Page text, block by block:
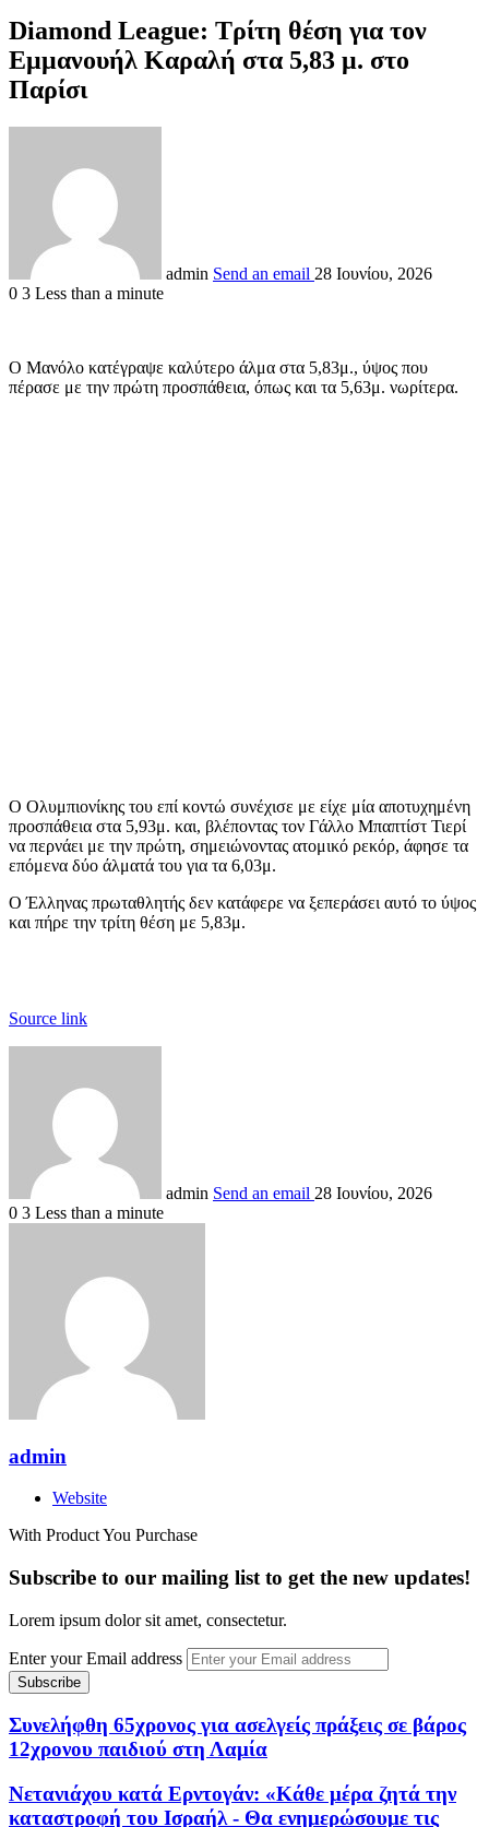
Diamond League: Τρίτη θέση για τον
Εμμανουήλ Καραλή στα 5,83 μ. στο
Παρίσι
admin Send an email 28 Ιουνίου, 2026
0 3 Less than a minute
Ο Μανόλο κατέγραψε καλύτερο άλμα στα 5,83μ., ύψος που
πέρασε με την πρώτη προσπάθεια, όπως και τα 5,63μ. νωρίτερα.
Ο Ολυμπιονίκης του επί κοντώ συνέχισε με είχε μία αποτυχημένη
προσπάθεια στα 5,93μ. και, βλέποντας τον Γάλλο Μπαπτίστ Τιερί
να περνάει με την πρώτη, σημειώνοντας ατομικό ρεκόρ, άφησε τα
επόμενα δύο άλματά του για τα 6,03μ.
Ο Έλληνας πρωταθλητής δεν κατάφερε να ξεπεράσει αυτό το ύψος
και πήρε την τρίτη θέση με 5,83μ.
Source link
admin Send an email 28 Ιουνίου, 2026
0 3 Less than a minute
admin
Website
With Product You Purchase
Subscribe to our mailing list to get the new updates!
Lorem ipsum dolor sit amet, consectetur.
Enter your Email address
Συνελήφθη 65χρονος για ασελγείς πράξεις σε βάρος
12χρονου παιδιού στη Λαμία
Νετανιάχου κατά Ερντογάν: «Κάθε μέρα ζητά την
καταστροφή του Ισραήλ - Θα ενημερώσουμε τις